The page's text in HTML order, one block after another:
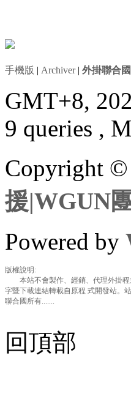
手機版 | Archiver| 外掛聯合國
GMT+8,
9 queries ,
Copyright
援|WGUN
Powered by
版權說明:
本站不會製作、經銷、代理外掛程
字暨下載連結轉載自原程 式開發站。
聯合國所有.......
回頂部